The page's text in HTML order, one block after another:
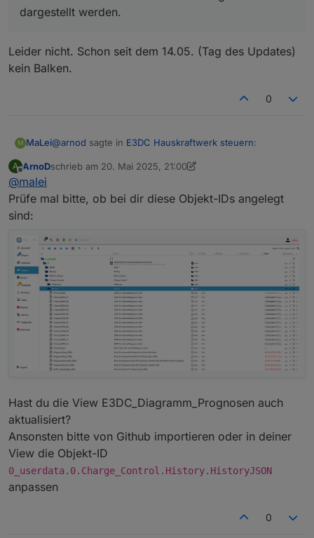
dargestellt werden.
Leider nicht. Schon seit dem 14.05. (Tag des Updates)
kein Balken.
0
M MaLei@arnod sagte in E3DC Hauskraftwerk steuern:
Das wird vom Script erledigt.
Für heute sollte wieder die PV-Leistung als Balken
Leider nicht. Schon seit dem 14.05. (Tag des Updates)
A
Offline
ArnoDschrieb am 20. Mai 2025, 21:00
zuletzt editiert von ArnoD
@malei
Prüfe mal bitte, ob bei dir diese Objekt-IDs angelegt
sind:
Hast du die View E3DC_Diagramm_Prognosen auch
aktualisiert?
Ansonsten bitte von Github importieren oder in deiner
View die Objekt-ID
0_userdata.0.Charge_Control.History.HistoryJSON
anpassen
0